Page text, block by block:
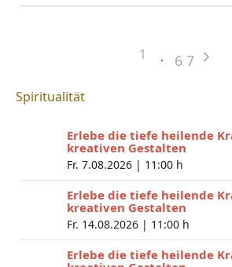
1 6 7
Spiritualität
Erlebe die tiefe heilende
kreativen Gestalten
Fr. 7.08.2026 | 11:00 h
Erlebe die tiefe heilende
kreativen Gestalten
Fr. 14.08.2026 | 11:00 h
Erlebe die tiefe heilende